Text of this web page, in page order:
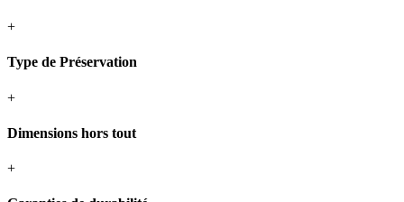
+
Type de Préservation
+
Dimensions hors tout
+